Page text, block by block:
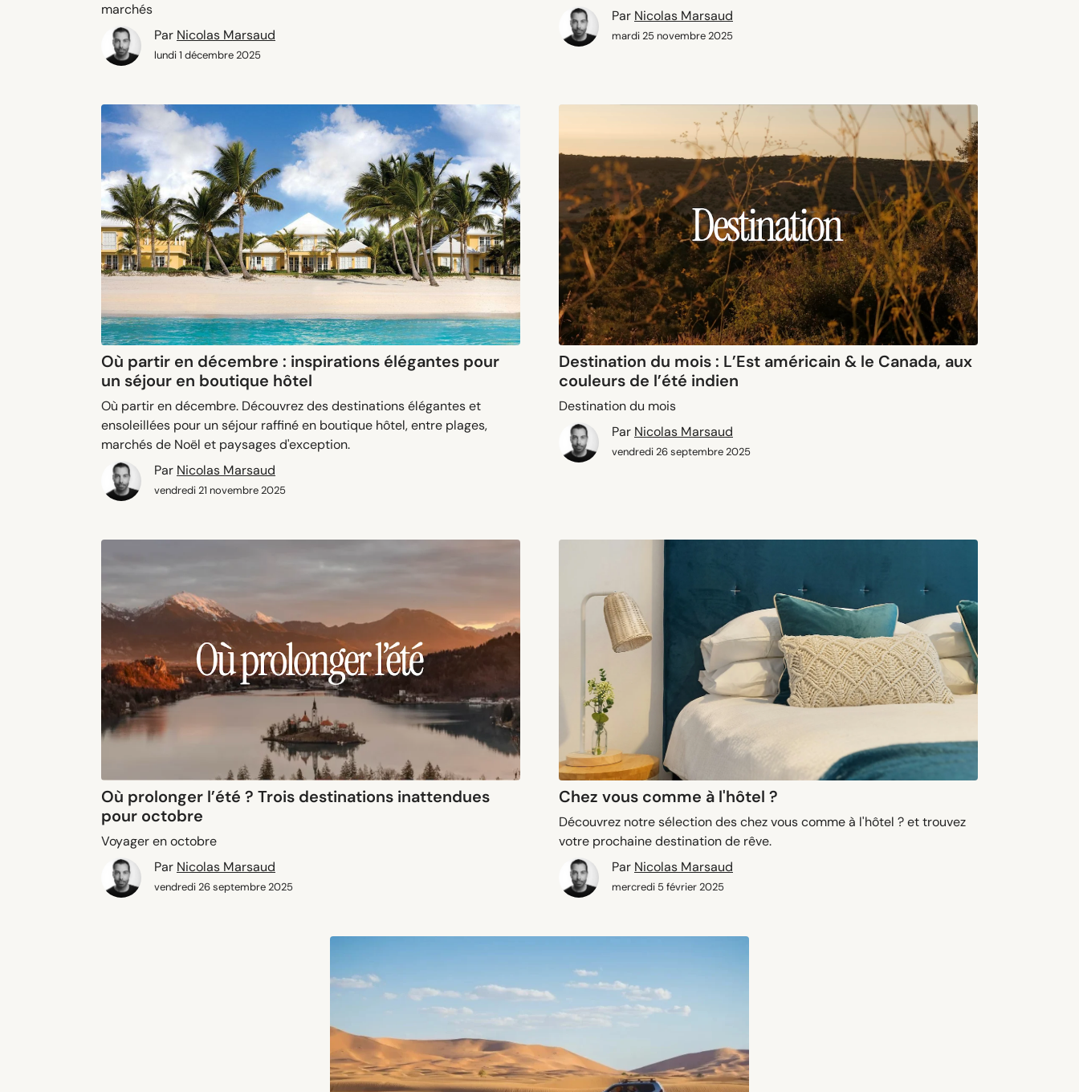
marchés
Par Nicolas Marsaud
lundi 1 décembre 2025
Par Nicolas Marsaud
mardi 25 novembre 2025
Où partir en décembre : inspirations élégantes pour
un séjour en boutique hôtel
Où partir en décembre. Découvrez des destinations élégantes et
ensoleillées pour un séjour raffiné en boutique hôtel, entre plages,
marchés de Noël et paysages d'exception.
Par Nicolas Marsaud
vendredi 21 novembre 2025
Destination du mois : L’Est américain & le Canada, aux
couleurs de l’été indien
Destination du mois
Par Nicolas Marsaud
vendredi 26 septembre 2025
Où prolonger l’été ? Trois destinations inattendues
pour octobre
Voyager en octobre
Par Nicolas Marsaud
vendredi 26 septembre 2025
Chez vous comme à l'hôtel ?
Découvrez notre sélection des chez vous comme à l'hôtel ? et trouvez
votre prochaine destination de rêve.
Par Nicolas Marsaud
mercredi 5 février 2025